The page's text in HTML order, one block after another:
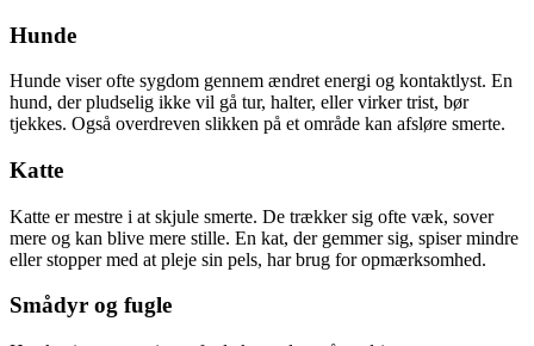
Hunde
Hunde viser ofte sygdom gennem ændret energi og kontaktlyst. En
hund, der pludselig ikke vil gå tur, halter, eller virker trist, bør
tjekkes. Også overdreven slikken på et område kan afsløre smerte.
Katte
Katte er mestre i at skjule smerte. De trækker sig ofte væk, sover
mere og kan blive mere stille. En kat, der gemmer sig, spiser mindre
eller stopper med at pleje sin pels, har brug for opmærksomhed.
Smådyr og fugle